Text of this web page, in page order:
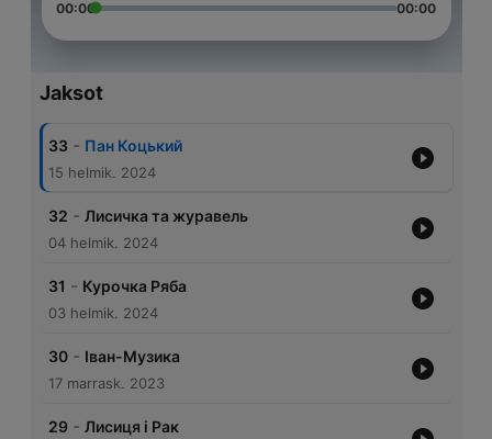
00:00 00:00
Jaksot
33 - Пан Коцький
15 helmik. 2024
32 - Лисичка та журавель
04 helmik. 2024
31 - Курочка Ряба
03 helmik. 2024
30 - Іван-Музика
17 marrask. 2023
29 - Лисиця і Рак